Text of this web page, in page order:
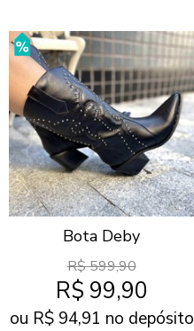
Bota Deby
R$599,90
R$ 99,90
ou R$ 94,91 no depósito